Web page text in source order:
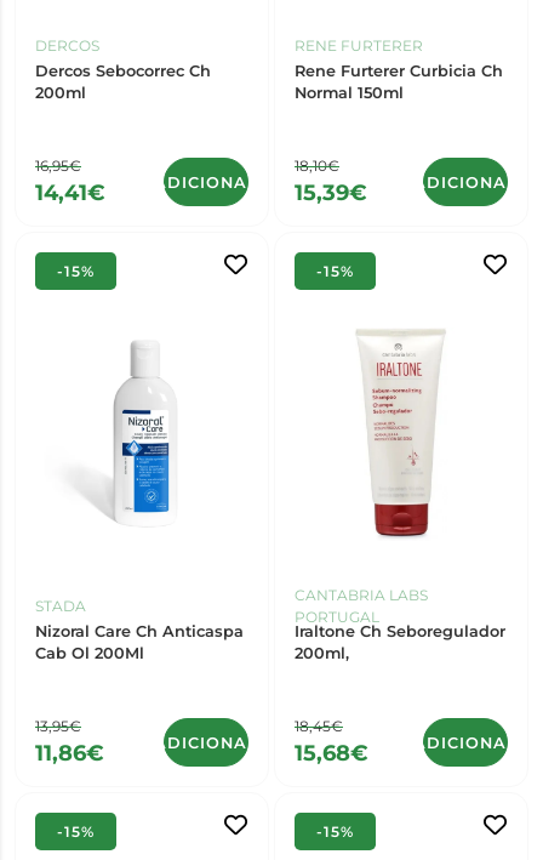
DERCOS
Dercos Sebocorrec Ch
200ml
16,95€
14,41€ ADICIONAR
RENE FURTERER
Rene Furterer Curbicia Ch
Normal 150ml
18,10€
15,39€ ADICIONAR
-15%
STADA
Nizoral Care Ch Anticaspa
Cab Ol 200Ml
13,95€
11,86€ ADICIONAR
-15%
CANTABRIA LABS
PORTUGAL
Iraltone Ch Seboregulador
200ml,
18,45€
15,68€ ADICIONAR
-15% -15%